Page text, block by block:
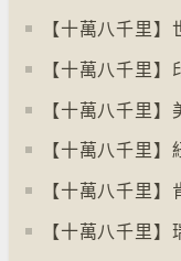
【十萬八千里